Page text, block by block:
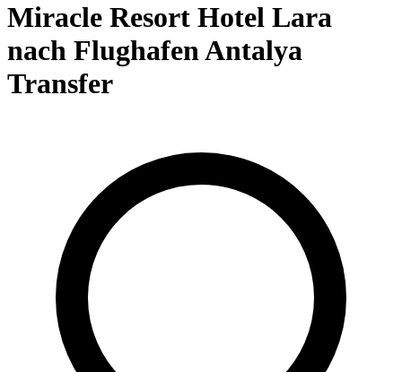
Miracle Resort Hotel Lara
nach Flughafen Antalya
Transfer